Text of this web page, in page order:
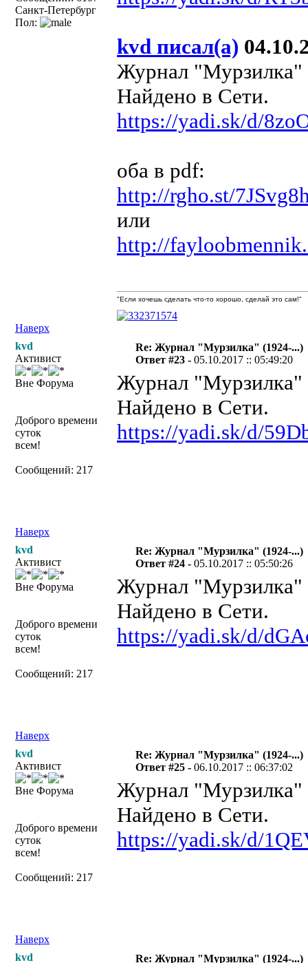
Санкт-Петербург
Пол:
kvd писал(а)
Журнал "Мурзилка"
Найдено в Сети.
https://yadi.sk/d/
оба в pdf:
http://rgho.st/
или
http://
Наверх
"Если хочешь сделать что-то хорошо, сделай это сам!"
kvd
Активист
Вне Форума
Доброго времени
суток
всем!
Сообщений: 217
Re: Журнал "Мурзилка" (1924-...)
Ответ #23 -05.10.2017 :: 05:49:20
Журнал "Мурзилка"
Найдено в Сети.
https://yadi.sk/d/
Наверх
kvd
Активист
Вне Форума
Доброго времени
суток
всем!
Сообщений: 217
Re: Журнал "Мурзилка" (1924-...)
Ответ #24 -05.10.2017 :: 05:50:26
Журнал "Мурзилка"
Найдено в Сети.
https://yadi.sk/d/
Наверх
kvd
Активист
Вне Форума
Доброго времени
суток
всем!
Сообщений: 217
Re: Журнал "Мурзилка" (1924-...)
Ответ #25 -06.10.2017 :: 06:37:02
Журнал "Мурзилка"
Найдено в Сети.
https://yadi.sk/d/
Наверх
kvd
Re: Журнал "Мурзилка" (1924-...)